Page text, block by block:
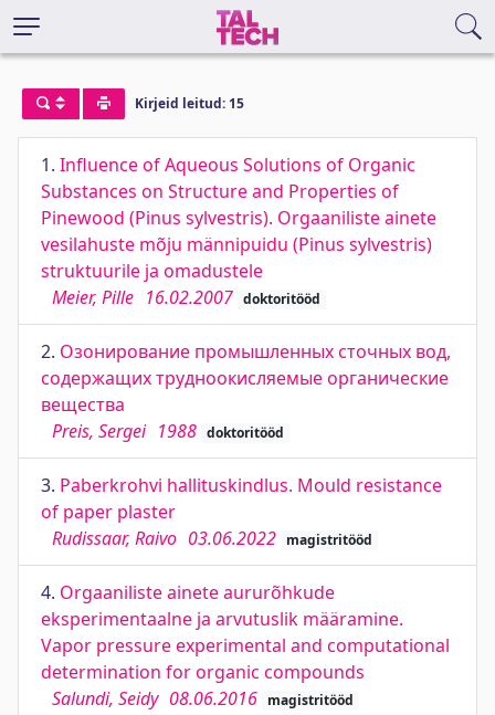
Kirjeid leitud: 15
1. Influence of Aqueous Solutions of Organic
Substances on Structure and Properties of
Pinewood (Pinus sylvestris). Orgaaniliste ainete
vesilahuste mõju männipuidu (Pinus sylvestris)
struktuurile ja omadustele
Meier, Pille 16.02.2007 doktoritööd
2. Озонирование промышленных сточных вод,
содержащих трудноокисляемые органические
вещества
Preis, Sergei 1988 doktoritööd
3. Paberkrohvi hallituskindlus. Mould resistance
of paper plaster
Rudissaar, Raivo 03.06.2022 magistritööd
4. Orgaaniliste ainete aururõhkude
eksperimentaalne ja arvutuslik määramine.
Vapor pressure experimental and computational
determination for organic compounds
Salundi, Seidy 08.06.2016 magistritööd